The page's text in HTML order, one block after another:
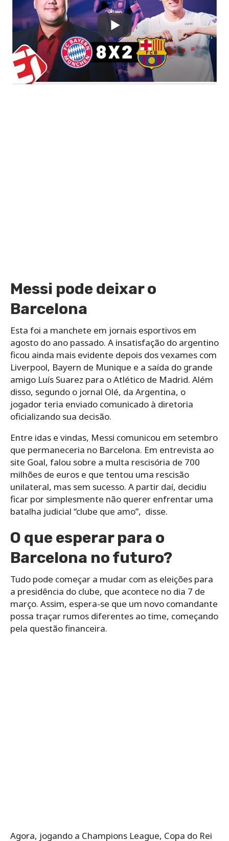
Messi pode deixar o
Barcelona
Esta foi a manchete em jornais esportivos em
agosto do ano passado. A insatisfação do argentino
ficou ainda mais evidente depois dos vexames com
Liverpool, Bayern de Munique e a saída do grande
amigo Luís Suarez para o Atlético de Madrid. Além
disso, segundo o jornal Olé, da Argentina, o
jogador teria enviado comunicado à diretoria
oficializando sua decisão.
Entre idas e vindas, Messi comunicou em setembro
que permaneceria no Barcelona. Em entrevista ao
site Goal, falou sobre a multa rescisória de 700
milhões de euros e que tentou uma rescisão
unilateral, mas sem sucesso. A partir daí, decidiu
ficar por simplesmente não querer enfrentar uma
batalha judicial “clube que amo”, disse.
O que esperar para o
Barcelona no futuro?
Tudo pode começar a mudar com as eleições para
a presidência do clube, que acontece no dia 7 de
março. Assim, espera-se que um novo comandante
possa traçar rumos diferentes ao time, começando
pela questão financeira.
Agora, jogando a Champions League, Copa do Rei